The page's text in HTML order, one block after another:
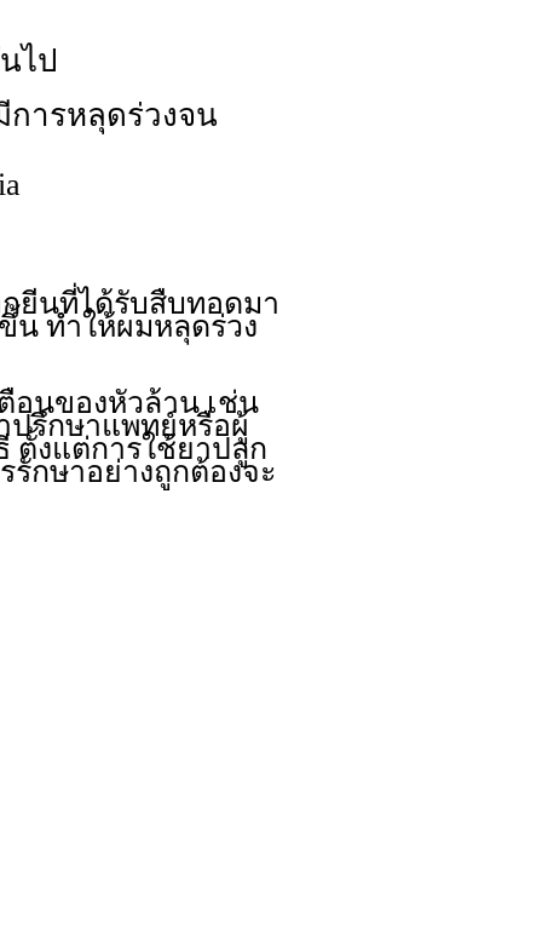
ไป
การหลุดร่วงจน
กยีนที่ได้รับสืบทอดมา
น ทำให้ผมหลุดร่วง
นของหัวล้าน เช่น
ปรึกษาแพทย์หรือผู้
ตั้งแต่การใช้ยาปลูก
กษาอย่างถูกต้องจะ